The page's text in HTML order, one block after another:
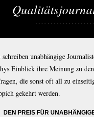
unabhängige
Einblick ihre Meinung zu
die sonst oft all zu
gekehrt werden.
DEN PREIS FÜR